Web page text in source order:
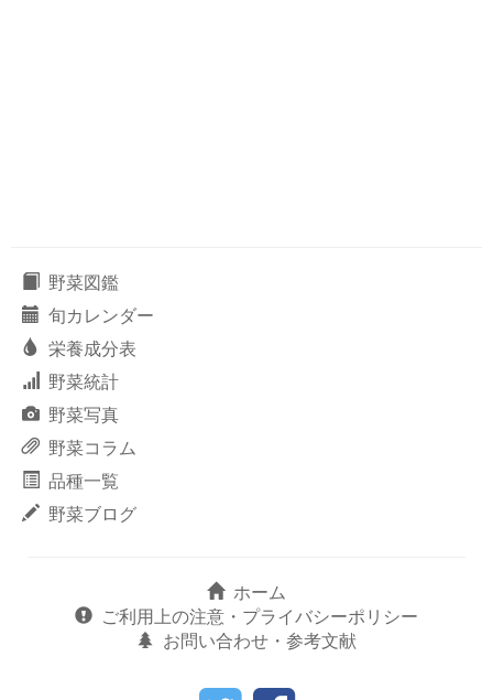
野菜図鑑
旬カレンダー
栄養成分表
野菜統計
野菜写真
野菜コラム
品種一覧
野菜ブログ
ホーム
ご利用上の注意・プライバシーポリシー
お問い合わせ・参考文献